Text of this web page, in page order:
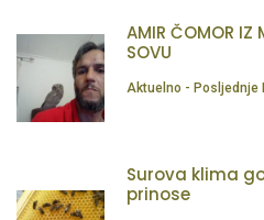
AMIR ČOMOR IZ
SOVU
Aktuelno - Posljednje
Surova klima
prinose